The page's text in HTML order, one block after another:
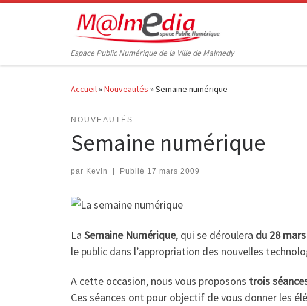
Passer au contenu
Espace Public Numérique de la Ville de Malmedy
Accueil»Nouveautés »Semaine numérique
NOUVEAUTÉS
Semaine numérique
par Kevin Publié 17 mars 2009
La Semaine Numérique, qui se déroulera du 28
le public dans l’appropriation des nouvelles
A cette occasion, nous vous proposons trois
Ces séances ont pour objectif de vous donner les